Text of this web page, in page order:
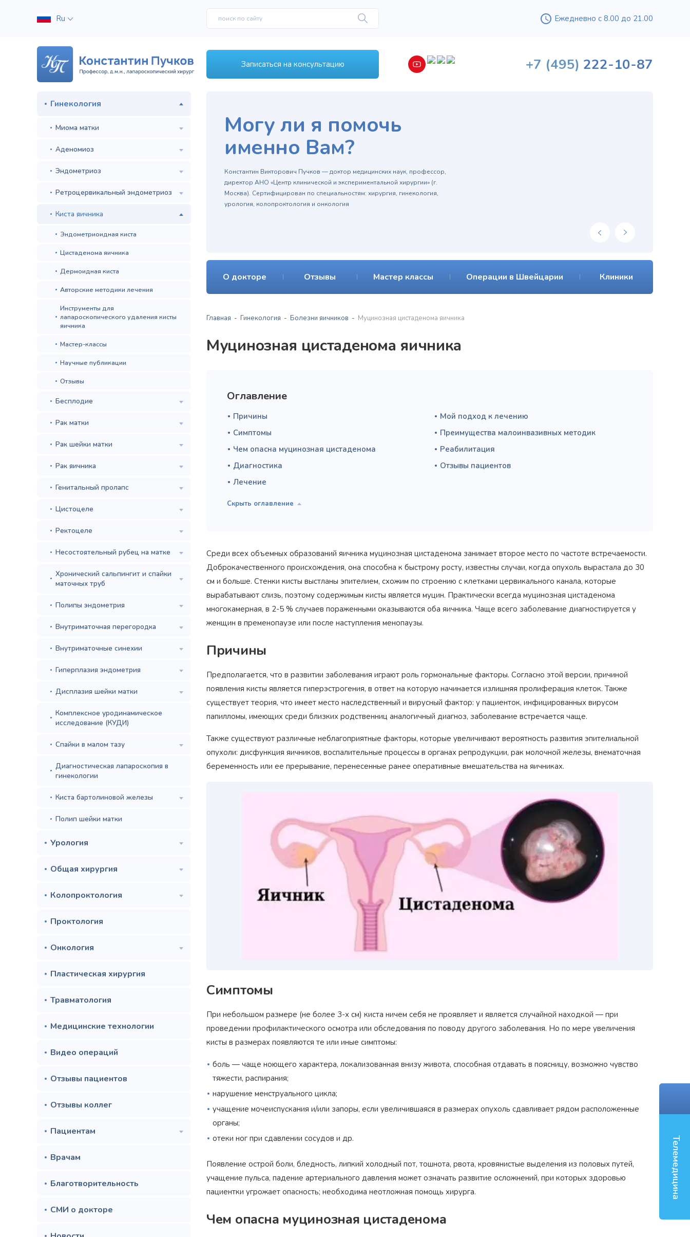
Ru Ежедневно с 8.00 до 21.00
Записаться на консультацию +7 (495) 222-10-87
Гинекология
Миома матки
Аденомиоз
Эндометриоз
Ретроцервикальный эндометриоз
Киста яичника
Эндометриоидная киста
Цистаденома яичника
Дермоидная киста
Авторские методики лечения
Инструменты для
лапароскопического удаления кисты
яичника
Мастер-классы
Научные публикации
Отзывы
Бесплодие
Рак матки
Рак шейки матки
Рак яичника
Генитальный пролапс
Цистоцеле
Ректоцеле
Несостоятельный рубец на матке
Хронический сальпингит и спайки
маточных труб
Полипы эндометрия
Внутриматочная перегородка
Внутриматочные синехии
Гиперплазия эндометрия
Дисплазия шейки матки
Комплексное уродинамическое
исследование (КУДИ)
Спайки в малом тазу
Диагностическая лапароскопия в
гинекологии
Киста бартолиновой железы
Полип шейки матки
Урология
Общая хирургия
Колопроктология
Проктология
Онкология
Пластическая хирургия
Травматология
Медицинские технологии
Видео операций
Отзывы пациентов
Отзывы коллег
Пациентам
Врачам
Благотворительность
СМИ о докторе
Могу ли я помочь
именно Вам?
Константин Викторович Пучков — доктор медицинских наук, профессор,
директор АНО «Центр клинической и экспериментальной хирургии» (г.
Москва). Сертифицирован по специальностям: хирургия, гинекология,
урология, колопроктология и онкология
О докторе Отзывы Мастер классы Операции в Швейцарии Клиники
Главная Гинекология Болезни яичников Муцинозная цистаденома яичника
Муцинозная цистаденома яичника
Оглавление
Причины
Симптомы
Чем опасна муцинозная цистаденома
Диагностика
Лечение
Мой подход к лечению
Преимущества малоинвазивных методик
Реабилитация
Отзывы пациентов
Среди всех объемных образований яичника муцинозная цистаденома занимает второе место по частоте встречаемости.
Доброкачественного происхождения, она способна к быстрому росту, известны случаи, когда опухоль вырастала до 30
см и больше. Стенки кисты выстланы эпителием, схожим по строению с клетками цервикального канала, которые
вырабатывают слизь, поэтому содержимым кисты является муцин. Практически всегда муцинозная цистаденома
многокамерная, в 2-5 % случаев пораженными оказываются оба яичника. Чаще всего заболевание диагностируется у
женщин в пременопаузе или после наступления менопаузы.
Причины
Предполагается, что в развитии заболевания играют роль гормональные факторы. Согласно этой версии, причиной
появления кисты является гиперэстрогения, в ответ на которую начинается излишняя пролиферация клеток. Также
существует теория, что имеет место наследственный и вирусный фактор: у пациенток, инфицированных вирусом
папилломы, имеющих среди близких родственниц аналогичный диагноз, заболевание встречается чаще.
Также существуют различные неблагоприятные факторы, которые увеличивают вероятность развития эпителиальной
опухоли: дисфункция яичников, воспалительные процессы в органах репродукции, рак молочной железы, внематочная
беременность или ее прерывание, перенесенные ранее оперативные вмешательства на яичниках.
Симптомы
При небольшом размере (не более 3-х см) киста ничем себя не проявляет и является случайной находкой — при
проведении профилактического осмотра или обследования по поводу другого заболевания. Но по мере увеличения
кисты в размерах появляются те или иные симптомы:
боль — чаще ноющего характера, локализованная внизу живота, способная отдавать в поясницу, возможно чувство
тяжести, распирания;
нарушение менструального цикла;
учащение мочеиспускания и/или запоры, если увеличившаяся в размерах опухоль сдавливает рядом расположенные
органы;
отеки ног при сдавлении сосудов и др.
Появление острой боли, бледность, липкий холодный пот, тошнота, рвота, кровянистые выделения из половых путей,
учащение пульса, падение артериального давления может означать развитие осложнений, при которых здоровью
пациентки угрожает опасность; необходима неотложная помощь хирурга.
Чем опасна муцинозная цистаденома
Телемедицина